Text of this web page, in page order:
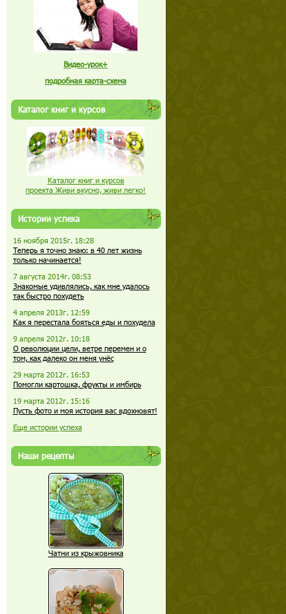
Видео-урок+
подробная карта-схема
Каталог книг и курсов
Каталог книг и курсов
проекта Живи вкусно, живи легко!
Истории успеха
16 ноября 2015г. 18:28
Теперь я точно знаю: в 40 лет жизнь
только начинается!
7 августа 2014г. 08:53
Знакомые удивлялись, как мне удалось
так быстро похудеть
4 апреля 2013г. 12:59
Как я перестала бояться еды и похудела
9 апреля 2012г. 10:18
О революции цели, ветре перемен и о
том, как далеко он меня унёс
29 марта 2012г. 16:53
Помогли картошка, фрукты и имбирь
19 марта 2012г. 15:16
Пусть фото и моя история вас вдохновят!
Еще истории успеха
Наши рецепты
Чатни из крыжовника